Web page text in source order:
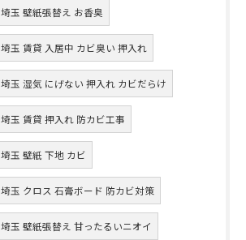
埼玉 壁紙張替え お香臭
埼玉 賃貸 入居中 カビ臭い 押入れ
埼玉 湿気 にげない 押入れ カビだらけ
埼玉 賃貸 押入れ 防カビ工事
埼玉 壁紙 下地 カビ
埼玉 クロス 石膏ボード 防カビ対策
埼玉 壁紙張替え 甘ったるいニオイ